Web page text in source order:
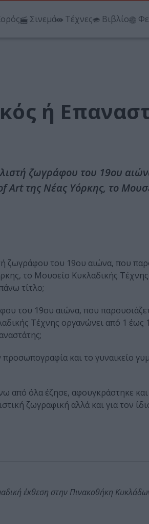
Σινεμά Τέχνες Βιβλίο
ή
ζωγράφου του 19ου
Art της Νέας Υόρκης, τo
ζωγράφου του 19ου αιώνα, που
τo Mουσείο Κυκλαδικής
τίτλο;
του 19ου αιώνα, που
Τέχνης οργανώνει από 1 έως
και το γυναικείο
από όλα έζησε, αφουγκράστηκε
ζωγραφική αλλά και για τον
έκθεση στην Πινακοθήκη